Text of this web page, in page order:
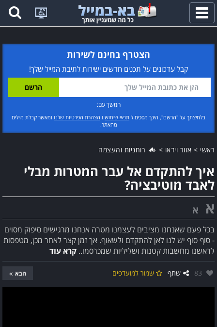
פתח
תפריט
הצטרף בחינם לשירות
קבל עדכונים על תכנים חדשים ישירות לתיבת המייל שלך!
המשך עם:
בלחיצתך על "הרשם", הינך מסכים ל תנאי שימוש ו הצהרת הפרטיות שלנו ומאשר קבלת מיילים
מהאתר.
ראשי > אזור וידאו > רוחניות והעצמה
איך להתקדם אל עבר המטרות מבלי
לאבד מוטיבציה?
א א
בכל פעם שאנחנו מציבים לעצמנו מטרה אנחנו מרגישים סיפוק מסוים
- סוף סוף יש לנו לאן להתקדם ולשאוף. אך זמן קצר לאחר מכן, מטפסות
לראשנו מחשבות קטנות ושליליות שמכרסמו.. קרא עוד
אהבו:
83 שתף שמור למועדפים הבא